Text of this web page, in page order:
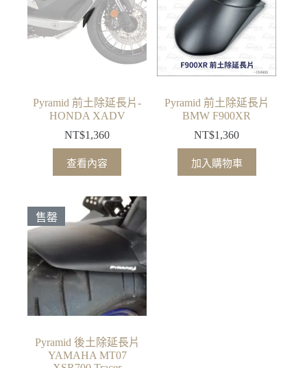
Pyramid 前土除延長片-
HONDA XADV
NT$1,360
查看內容
Pyramid 前土除延長片
BMW F900XR
NT$1,360
加入購物車
售罄
Pyramid 後土除延長片
YAMAHA MT07